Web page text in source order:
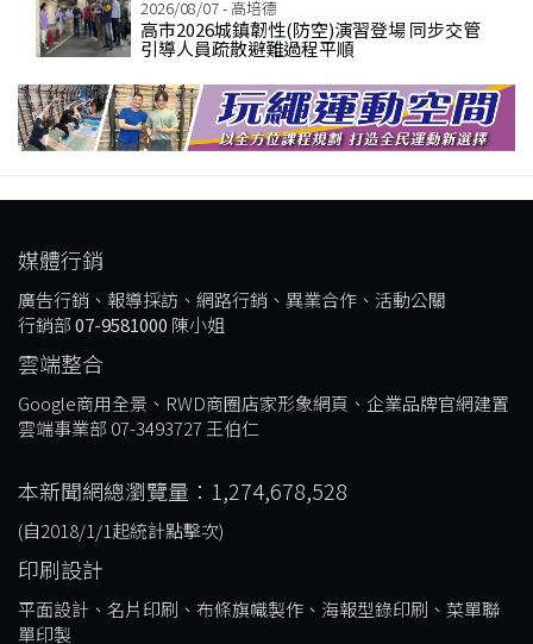
2026/08/07 - 高培德
高市2026城鎮韌性(防空)演習登場 同步交管
引導人員疏散避難過程平順
媒體行銷
廣告行銷、報導採訪、網路行銷、異業合作、活動公關
行銷部07-9581000 陳小姐
雲端整合
Google商用全景、RWD商圈店家形象網頁、企業品牌官網建置
雲端事業部 07-3493727 王伯仁
本新聞網總瀏覽量：1,274,678,528
(自2018/1/1起統計點擊次)
印刷設計
平面設計、名片印刷、布條旗幟製作、海報型錄印刷、菜單聯
單印製